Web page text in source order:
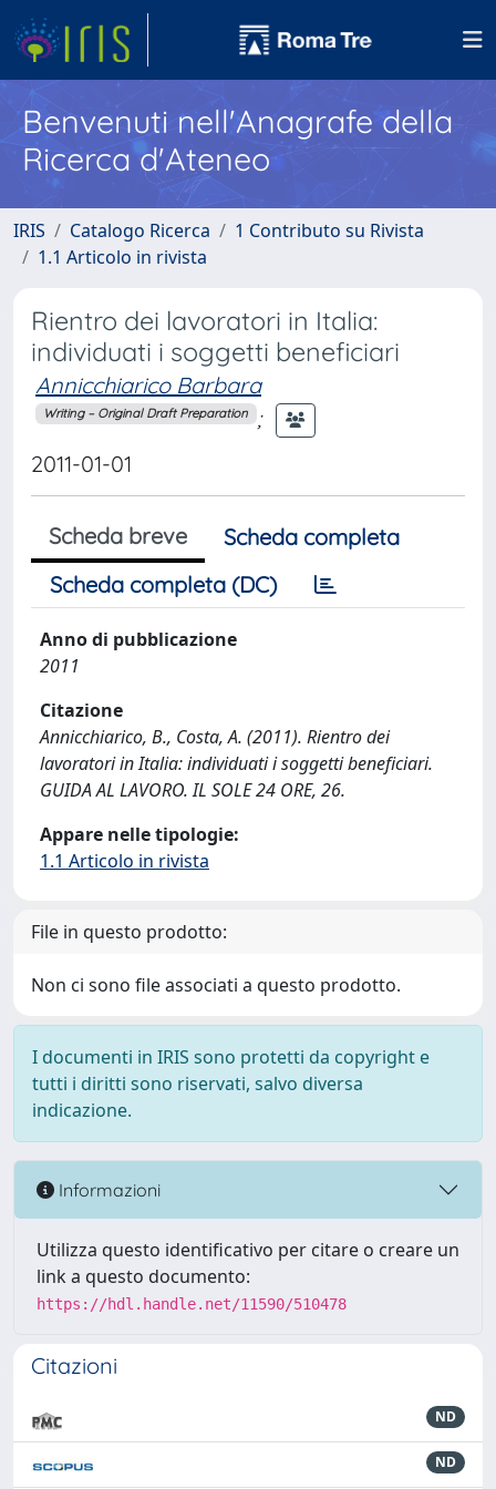
Benvenuti nell'Anagrafe della
Ricerca d'Ateneo
IRIS Catalogo Ricerca
1 Contributo su Rivista
1.1 Articolo in rivista
Rientro dei lavoratori in Italia:
individuati i soggetti beneficiari
Annicchiarico Barbara
Writing – Original Draft Preparation ;
2011-01-01
Scheda breve
Scheda completa
Scheda completa (DC)
Anno di pubblicazione
2011
Citazione
Annicchiarico, B., Costa, A. (2011). Rientro dei
lavoratori in Italia: individuati i soggetti beneficiari.
GUIDA AL LAVORO. IL SOLE 24 ORE, 26.
Appare nelle tipologie:
1.1 Articolo in rivista
File in questo prodotto:
Non ci sono file associati a questo prodotto.
I documenti in IRIS sono protetti da copyright e
tutti i diritti sono riservati, salvo diversa
indicazione.
Informazioni
Utilizza questo identificativo per citare o creare un
link a questo documento:
https://hdl.handle.net/11590/510478
Citazioni
ND
ND